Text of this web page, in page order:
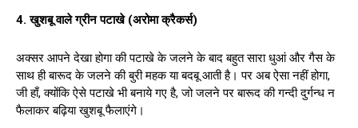
4. खुशबू वाले ग्रीन पटाखे (अरोमा क्रैकर्स)
अक्सर आपने देखा होगा की पटाखे के जलने के बाद बहुत सारा धुआं और गैस के
साथ ही बारूद के जलने की बुरी महक या बदबू आती है। पर अब ऐसा नहीं होगा,
जी हाँ, क्योंकि ऐसे पटाखे भी बनाये गए है, जो जलने पर बारूद की गन्दी दुर्गन्ध न
फैलाकर बढ़िया खुशबू फैलाएंगे।